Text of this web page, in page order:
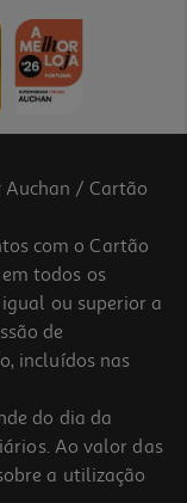
Auchan / Cartão
com o Cartão
todos os
ou superior a
de
incluídos nas
do dia da
Ao valor das
a utilização